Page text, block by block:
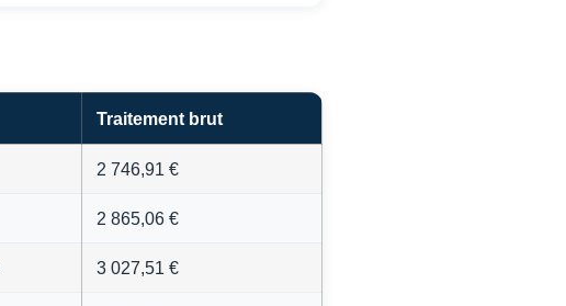
Traitement brut
2 746,91 €
2 865,06 €
3 027,51 €